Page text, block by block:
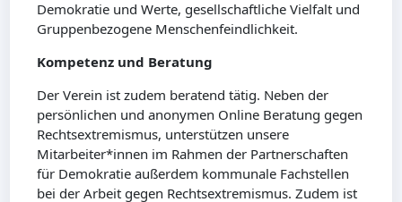
Demokratie und Werte, gesellschaftliche Vielfalt und
Gruppenbezogene Menschenfeindlichkeit.
Kompetenz und Beratung
Der Verein ist zudem beratend tätig. Neben der
persönlichen und anonymen Online Beratung gegen
Rechtsextremismus, unterstützen unsere
Mitarbeiter*innen im Rahmen der Partnerschaften
für Demokratie außerdem kommunale Fachstellen
bei der Arbeit gegen Rechtsextremismus. Zudem ist